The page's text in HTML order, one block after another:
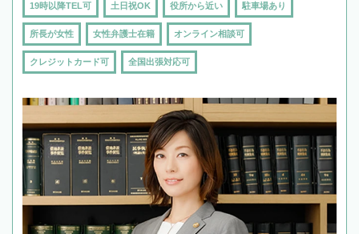
19時以降TEL可 土日祝OK 役所から近い 駐車場あり
所長が女性 女性弁護士在籍 オンライン相談可
クレジットカード可 全国出張対応可